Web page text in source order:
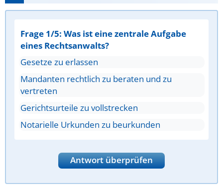
Frage 1/5: Was ist eine zentrale Aufgabe
eines Rechtsanwalts?
Gesetze zu erlassen
Mandanten rechtlich zu beraten und zu
vertreten
Gerichtsurteile zu vollstrecken
Notarielle Urkunden zu beurkunden
Antwort überprüfen